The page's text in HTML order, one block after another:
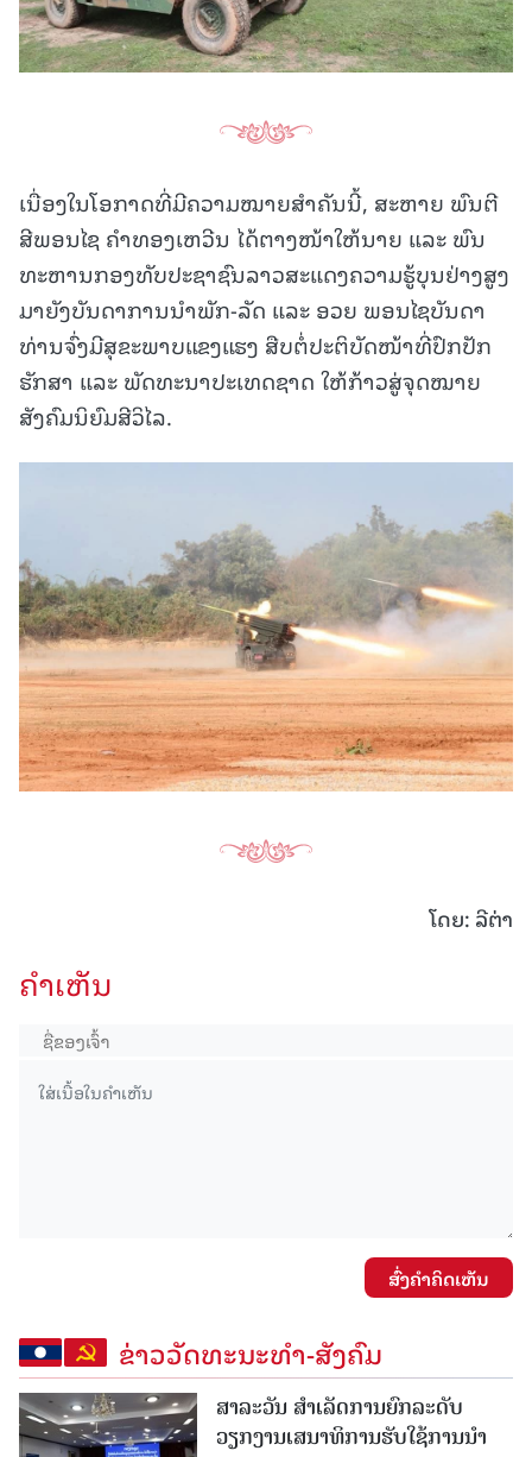
ເນື່ອງໃນໂອກາດທີ່ມີຄວາມໝາຍສໍາຄັນນີ້, ສະຫາຍ ພົນຕີ
ສີພອນໄຊ ຄໍາທອງເຫວີນ ໄດ້ຕາງໜ້າໃຫ້ນາຍ ແລະ ພົນ
ທະຫານກອງທັບປະຊາຊົນລາວສະແດງຄວາມຮູ້ບຸນຢ່າງສູງ
ມາຍັງບັນດາການນໍາພັກ-ລັດ ແລະ ອວຍ ພອນໄຊບັນດາ
ທ່ານຈົ່ງມີສຸຂະພາບແຂງແຮງ ສືບຕໍ່ປະຕິບັດໜ້າທີ່ປົກປັກ
ຮັກສາ ແລະ ພັດທະນາປະເທດຊາດ ໃຫ້ກ້າວສູ່ຈຸດໝາຍ
ສັງຄົມນິຍົມສີວິໄລ.
ໂດຍ: ລີຕ່າ
ຄໍາເຫັນ
ສົ່ງຄໍາຄິດເຫັນ
ຂ່າວວັດທະນະທຳ-ສັງຄົມ
ສາລະວັນ ສໍາເລັດການຍົກລະດັບ
ວຽກງານເສນາທິການຮັບໃຊ້ການນໍາ